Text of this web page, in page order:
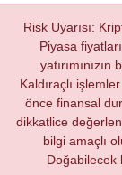
Risk Uyarısı:
Piyasa
Kaldıraçlı
önce finansal
dikkatlice
bilgi amaçlı
Doğabilecek